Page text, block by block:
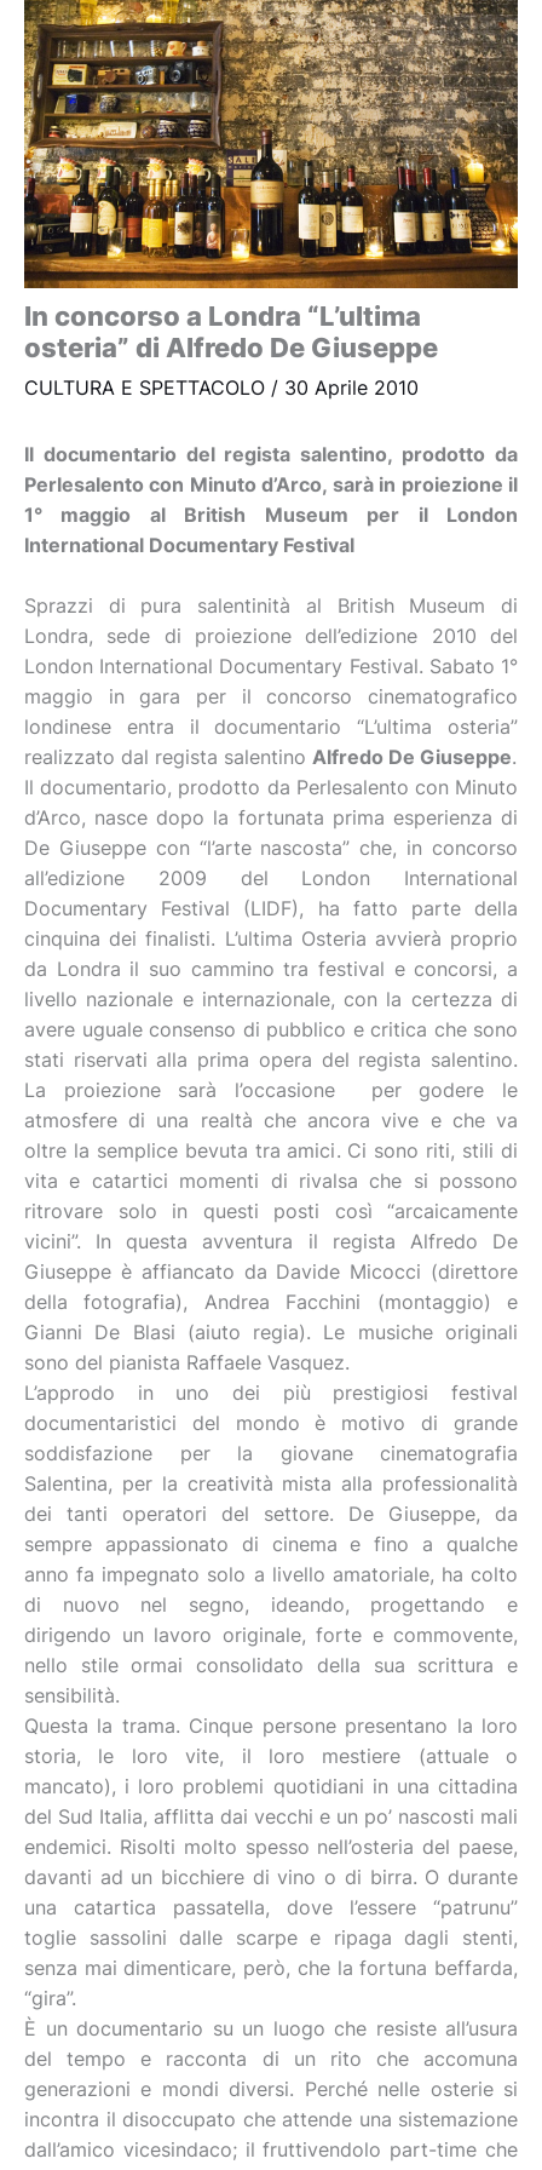
In concorso a Londra “L’ultima
osteria” di Alfredo De Giuseppe
CULTURA E SPETTACOLO / 30 Aprile 2010
Il documentario del regista salentino, prodotto da
Perlesalento con Minuto d’Arco, sarà in proiezione il
1° maggio al British Museum per il London
International Documentary Festival
Sprazzi di pura salentinità al British Museum di
Londra, sede di proiezione dell’edizione 2010 del
London International Documentary Festival. Sabato 1°
maggio in gara per il concorso cinematografico
londinese entra il documentario “L’ultima osteria”
realizzato dal regista salentino Alfredo De Giuseppe.
Il documentario, prodotto da Perlesalento con Minuto
d’Arco, nasce dopo la fortunata prima esperienza di
De Giuseppe con “l’arte nascosta” che, in concorso
all’edizione 2009 del London International
Documentary Festival (LIDF), ha fatto parte della
cinquina dei finalisti. L’ultima Osteria avvierà proprio
da Londra il suo cammino tra festival e concorsi, a
livello nazionale e internazionale, con la certezza di
avere uguale consenso di pubblico e critica che sono
stati riservati alla prima opera del regista salentino.
La proiezione sarà l’occasione per godere le
atmosfere di una realtà che ancora vive e che va
oltre la semplice bevuta tra amici. Ci sono riti, stili di
vita e catartici momenti di rivalsa che si possono
ritrovare solo in questi posti così “arcaicamente
vicini”. In questa avventura il regista Alfredo De
Giuseppe è affiancato da Davide Micocci (direttore
della fotografia), Andrea Facchini (montaggio) e
Gianni De Blasi (aiuto regia). Le musiche originali
sono del pianista Raffaele Vasquez.
L’approdo in uno dei più prestigiosi festival
documentaristici del mondo è motivo di grande
soddisfazione per la giovane cinematografia
Salentina, per la creatività mista alla professionalità
dei tanti operatori del settore. De Giuseppe, da
sempre appassionato di cinema e fino a qualche
anno fa impegnato solo a livello amatoriale, ha colto
di nuovo nel segno, ideando, progettando e
dirigendo un lavoro originale, forte e commovente,
nello stile ormai consolidato della sua scrittura e
sensibilità.
Questa la trama. Cinque persone presentano la loro
storia, le loro vite, il loro mestiere (attuale o
mancato), i loro problemi quotidiani in una cittadina
del Sud Italia, afflitta dai vecchi e un po’ nascosti mali
endemici. Risolti molto spesso nell’osteria del paese,
davanti ad un bicchiere di vino o di birra. O durante
una catartica passatella, dove l’essere “patrunu”
toglie sassolini dalle scarpe e ripaga dagli stenti,
senza mai dimenticare, però, che la fortuna beffarda,
“gira”.
È un documentario su un luogo che resiste all’usura
del tempo e racconta di un rito che accomuna
generazioni e mondi diversi. Perché nelle osterie si
incontra il disoccupato che attende una sistemazione
dall’amico vicesindaco; il fruttivendolo part-time che